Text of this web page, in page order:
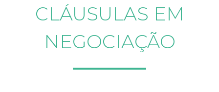
CLÁUSULAS EM
NEGOCIAÇÃO